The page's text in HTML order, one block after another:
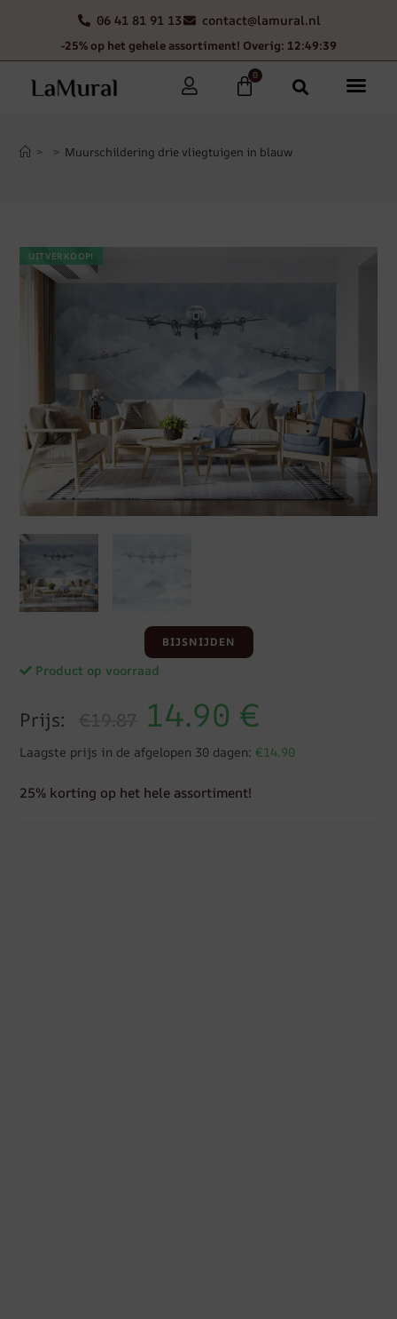
06 41 81 91 13 contact@lamural.nl
-25% op het gehele assortiment! Overig: 12:49:38
0
> > Muurschildering drie vliegtuigen in blauw
UITVERKOOP!
BIJSNIJDEN
Product op voorraad
Prijs: €19.87 14.90 €
Laagste prijs in de afgelopen 30 dagen: €14.90
25% korting op het hele assortiment!